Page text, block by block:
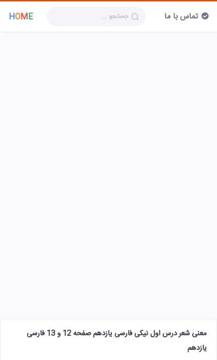
HOME تماس با ما
معنی شعر درس اول نیکی فارسی یازدهم صفحه 12 و 13 فارسی
یازدهم